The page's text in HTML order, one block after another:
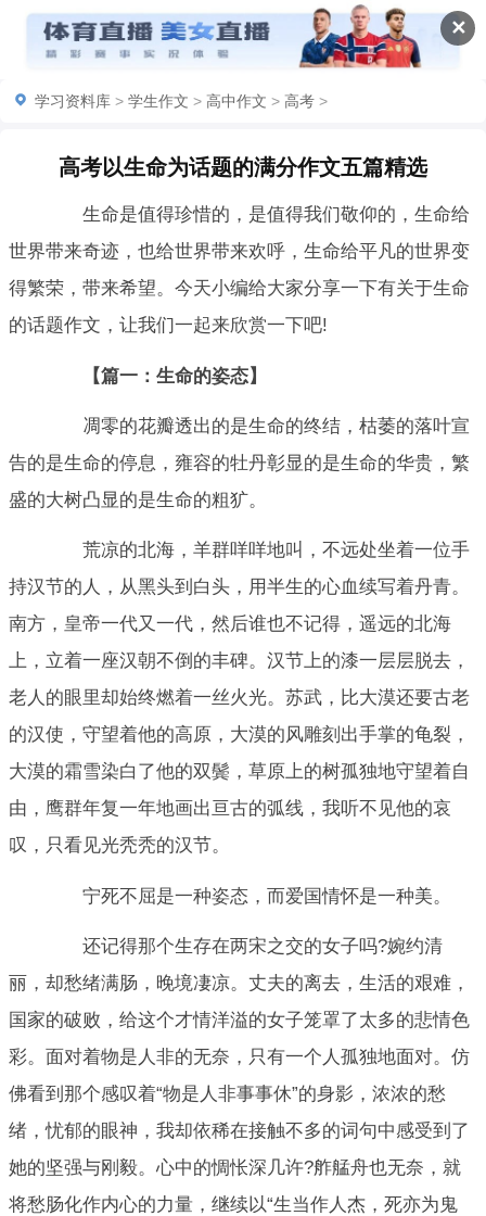
✕
学习资料库 > 学生作文 > 高中作文 > 高考 >
高考以生命为话题的满分作文五篇精选
生命是值得珍惜的，是值得我们敬仰的，生命给
世界带来奇迹，也给世界带来欢呼，生命给平凡的世界变
得繁荣，带来希望。今天小编给大家分享一下有关于生命
的话题作文，让我们一起来欣赏一下吧!
【篇一：生命的姿态】
凋零的花瓣透出的是生命的终结，枯萎的落叶宣
告的是生命的停息，雍容的牡丹彰显的是生命的华贵，繁
盛的大树凸显的是生命的粗犷。
荒凉的北海，羊群咩咩地叫，不远处坐着一位手
持汉节的人，从黑头到白头，用半生的心血续写着丹青。
南方，皇帝一代又一代，然后谁也不记得，遥远的北海
上，立着一座汉朝不倒的丰碑。汉节上的漆一层层脱去，
老人的眼里却始终燃着一丝火光。苏武，比大漠还要古老
的汉使，守望着他的高原，大漠的风雕刻出手掌的龟裂，
大漠的霜雪染白了他的双鬓，草原上的树孤独地守望着自
由，鹰群年复一年地画出亘古的弧线，我听不见他的哀
叹，只看见光秃秃的汉节。
宁死不屈是一种姿态，而爱国情怀是一种美。
还记得那个生存在两宋之交的女子吗?婉约清
丽，却愁绪满肠，晚境凄凉。丈夫的离去，生活的艰难，
国家的破败，给这个才情洋溢的女子笼罩了太多的悲情色
彩。面对着物是人非的无奈，只有一个人孤独地面对。仿
佛看到那个感叹着“物是人非事事休”的身影，浓浓的愁
绪，忧郁的眼神，我却依稀在接触不多的词句中感受到了
她的坚强与刚毅。心中的惆怅深几许?舴艋舟也无奈，就
将愁肠化作内心的力量，继续以“生当作人杰，死亦为鬼